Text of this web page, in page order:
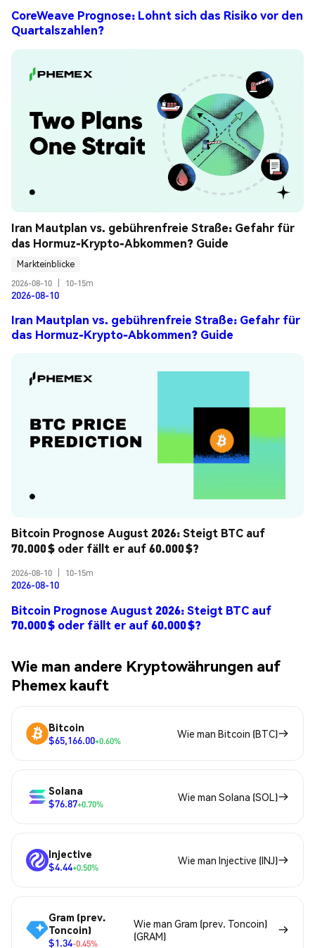
CoreWeave Prognose: Lohnt sich das Risiko vor den
Quartalszahlen?
Iran Mautplan vs. gebührenfreie Straße: Gefahr für
das Hormuz-Krypto-Abkommen? Guide
Markteinblicke
2026-08-10
10-15m
2026-08-10
Iran Mautplan vs. gebührenfreie Straße: Gefahr für
das Hormuz-Krypto-Abkommen? Guide
Bitcoin Prognose August 2026: Steigt BTC auf
70.000 $ oder fällt er auf 60.000 $?
2026-08-10 10-15m
2026-08-10
Bitcoin Prognose August 2026: Steigt BTC auf
70.000 $ oder fällt er auf 60.000 $?
Wie man andere Kryptowährungen auf
Phemex kauft
Bitcoin
$65,166.00+0.60%
Wie man Bitcoin (BTC)
Solana
$76.87+0.70%
Wie man Solana (SOL)
Injective
$4.44+0.50%
Wie man Injective (INJ)
Gram (prev.
Toncoin)
$1.34-0.45%
Wie man Gram (prev. Toncoin)
(GRAM)